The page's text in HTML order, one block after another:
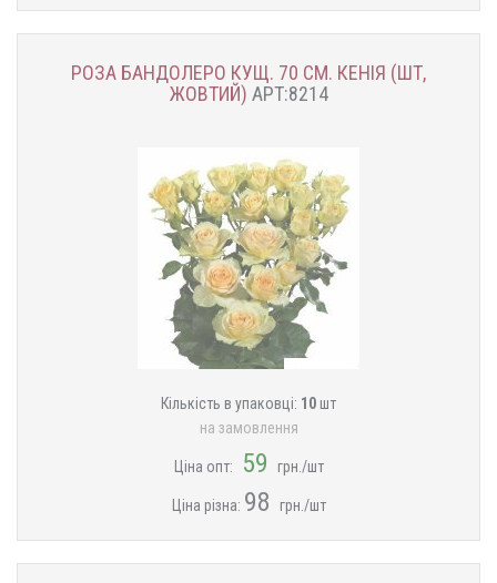
РОЗА БАНДОЛЕРО КУЩ. 70 СМ. КЕНІЯ (ШТ,
ЖОВТИЙ) АРТ:8214
Кількість в упаковці: 10 шт
на замовлення
Ціна опт: 59 грн./шт
Ціна різна: 98 грн./шт